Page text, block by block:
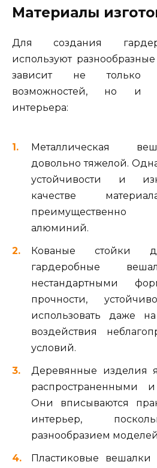
Материалы
Для создания
используют
зависит не только
возможностей, но и
интерьера:
Металлическая
довольно тяжелой.
устойчивости и
качестве
преимущественно
алюминий.
Кованые стойки
гардеробные
нестандартными
прочности,
использовать даже
воздействия
условий.
Деревянные изделия
распространенными
Они вписываются
интерьер,
разнообразием
Пластиковые